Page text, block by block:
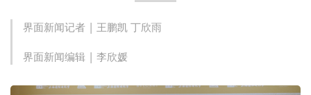
界面新闻记者 | 王鹏凯 丁欣雨
界面新闻编辑 | 李欣媛